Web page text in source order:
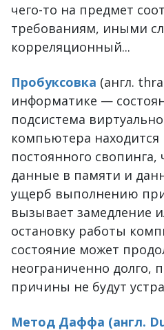
чего-то на предмет
требованиям, иными
корреляционный...
Пробуксовка (англ.
информатике —
подсистема
компьютера находится
постоянного свопинга,
данные в памяти и
ущерб выполнению
вызывает замедление
остановку работы
состояние может
неограниченно долго,
причины не будут
Метод Даффа (англ.